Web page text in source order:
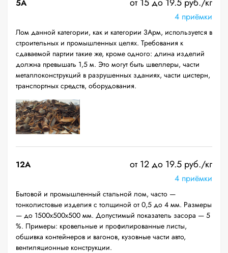
5А
4 приёмки
Лом данной категории, как и категории 3Арм, используется в
строительных и промышленных целях. Требования к
сдаваемой партии такие же, кроме одного: длина изделий
должна превышать 1,5 м. Это могут быть швеллеры, части
металлоконструкций в разрушенных зданиях, части цистерн,
транспортных средств, оборудования.
12A от 12 до 19.5 руб./кг
4 приёмки
Бытовой и промышленный стальной лом, часто —
тонколистовые изделия с толщиной от 0,5 до 4 мм. Размеры
— до 1500х500х500 мм. Допустимый показатель засора — 5
%. Примеры: кровельные и профилированные листы,
обшивка контейнеров и вагонов, кузовные части авто,
вентиляционные конструкции.